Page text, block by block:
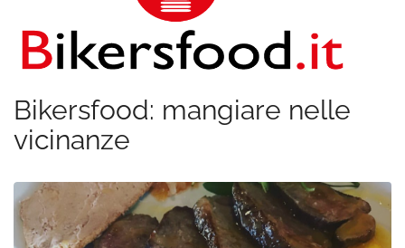
Bikersfood: mangiare nelle
vicinanze